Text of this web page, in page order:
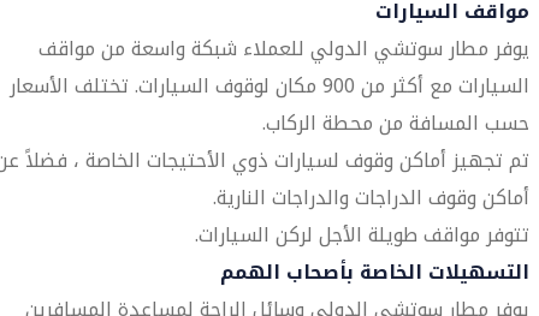
مواقف السيارات
يوفر مطار سوتشي الدولي للعملاء شبكة واسعة من مواقف
السيارات مع أكثر من 900 مكان لوقوف السيارات. تختلف الأسعار
حسب المسافة من محطة الركاب.
تم تجهيز أماكن وقوف لسيارات ذوي الأحتيجات الخاصة ، فضلاً
أماكن وقوف الدراجات والدراجات النارية.
تتوفر مواقف طويلة الأجل لركن السيارات.
التسهيلات الخاصة بأصحاب الهمم